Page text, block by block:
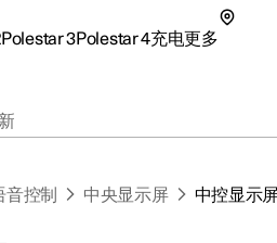
Polestar 3Polestar 4充电更多
音控制 中央显示屏 中控显示